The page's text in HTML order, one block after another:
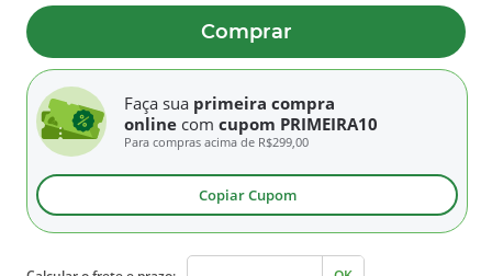
Comprar
Faça sua primeira compra
online com cupom PRIMEIRA10
Para compras acima de R$299,00
Copiar Cupom